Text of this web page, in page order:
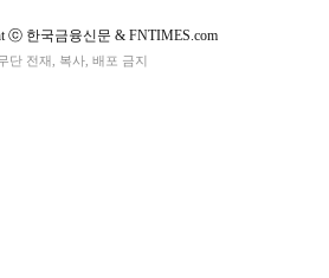
ⓒ 한국금융신문 & FNTIMES.com
단 전재, 복사, 배포 금지